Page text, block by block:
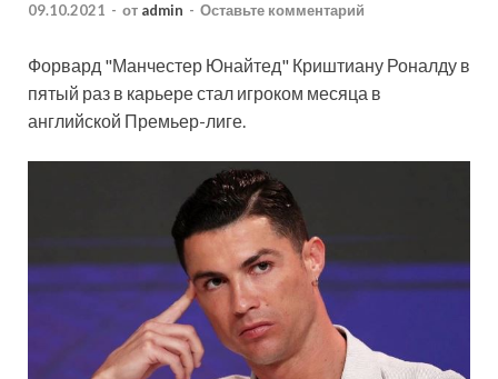
09.10.2021 - от admin - Оставьте комментарий
Форвард "Манчестер Юнайтед" Криштиану Роналду в
пятый раз в карьере стал игроком месяца в
английской Премьер-лиге.